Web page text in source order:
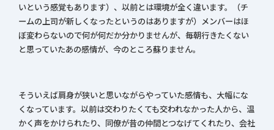
いという感覚もあります）、以前とは環境が全く違います。（チ
ームの上司が新しくなったというのはありますが）メンバーはほ
ぼ変わらないので何が何だか分かりませんが、毎朝行きたくない
と思っていたあの感情が、今のところ蘇りません。
そういえば肩身が狭いと思いながらやっていた感情も、大幅にな
くなっています。以前は交わりたくても交われなかった人から、温
かく声をかけられたり、同僚が昔の仲間とつなげてくれたり、会社